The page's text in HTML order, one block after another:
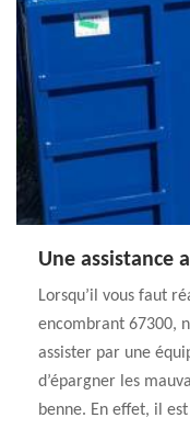
Une assistance
Lorsqu’il vous faut
encombrant 67300,
assister par une
d’épargner les
benne. En effet, il